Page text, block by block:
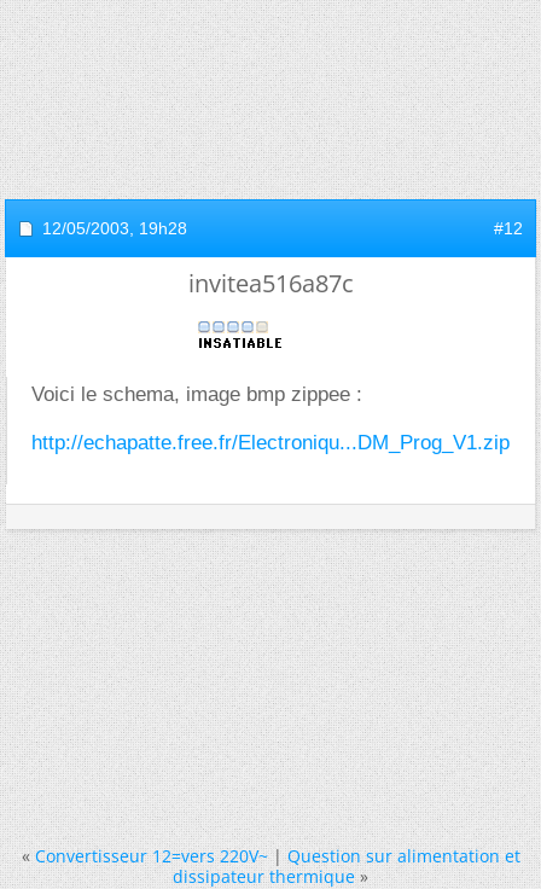
12/05/2003, 19h28 #12
invitea516a87c
Voici le schema, image bmp zippee :
http://echapatte.free.fr/Electroniqu...DM_Prog_V1.zip
« Convertisseur 12=vers 220V~|Question sur alimentation et
dissipateur thermique »